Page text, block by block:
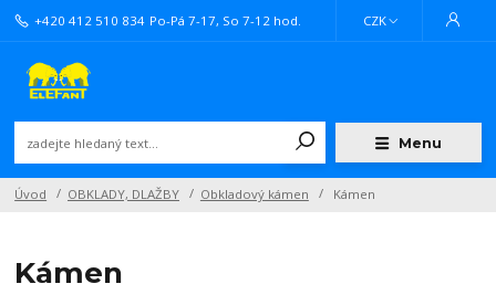
Menu
CZK
+420 412 510 834 Po-Pá 7-17, So 7-12 hod.
Úvod OBKLADY, DLAŽBY Obkladový kámen Kámen
Kámen